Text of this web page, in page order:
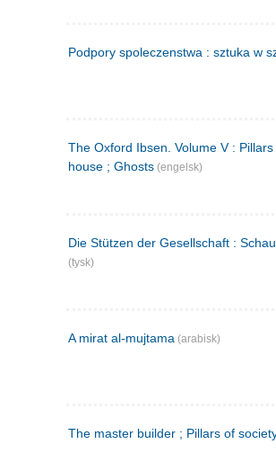
Podpory spoleczenstwa : sztuka w
The Oxford Ibsen. Volume V : Pillars
house ; Ghosts (engelsk)
Die Stützen der Gesellschaft :
(tysk)
A mirat al-mujtama (arabisk)
The master builder ; Pillars of